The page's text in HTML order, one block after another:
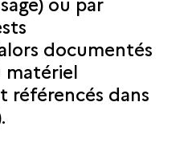
documentés
matériel
référencés dans